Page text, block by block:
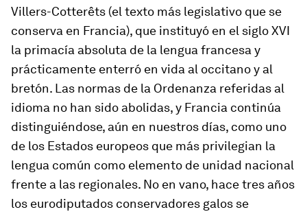
Villers-Cotterêts (el texto más legislativo que se
conserva en Francia), que instituyó en el siglo XVI
la primacía absoluta de la lengua francesa y
prácticamente enterró en vida al occitano y al
bretón. Las normas de la Ordenanza referidas al
idioma no han sido abolidas, y Francia continúa
distinguiéndose, aún en nuestros días, como uno
de los Estados europeos que más privilegian la
lengua común como elemento de unidad nacional
frente a las regionales. No en vano, hace tres años
los eurodiputados conservadores galos se